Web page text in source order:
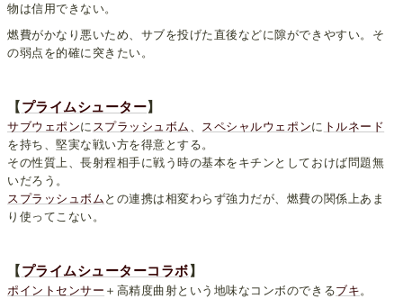
物は信用できない。
燃費がかなり悪いため、サブを投げた直後などに隙ができやすい。そ
の弱点を的確に突きたい。
【プライムシューター】
サブウェポンに スプラッシュボム 、 スペシャルウェポンに トルネード
を持ち、堅実な戦い方を得意とする。
その性質上、長射程相手に戦う時の基本をキチンとしておけば問題無
いだろう。
スプラッシュボム との連携は相変わらず強力だが、燃費の関係上あま
り使ってこない。
【プライムシューターコラボ】
ポイントセンサー ＋高精度曲射という地味なコンボのできるブキ。